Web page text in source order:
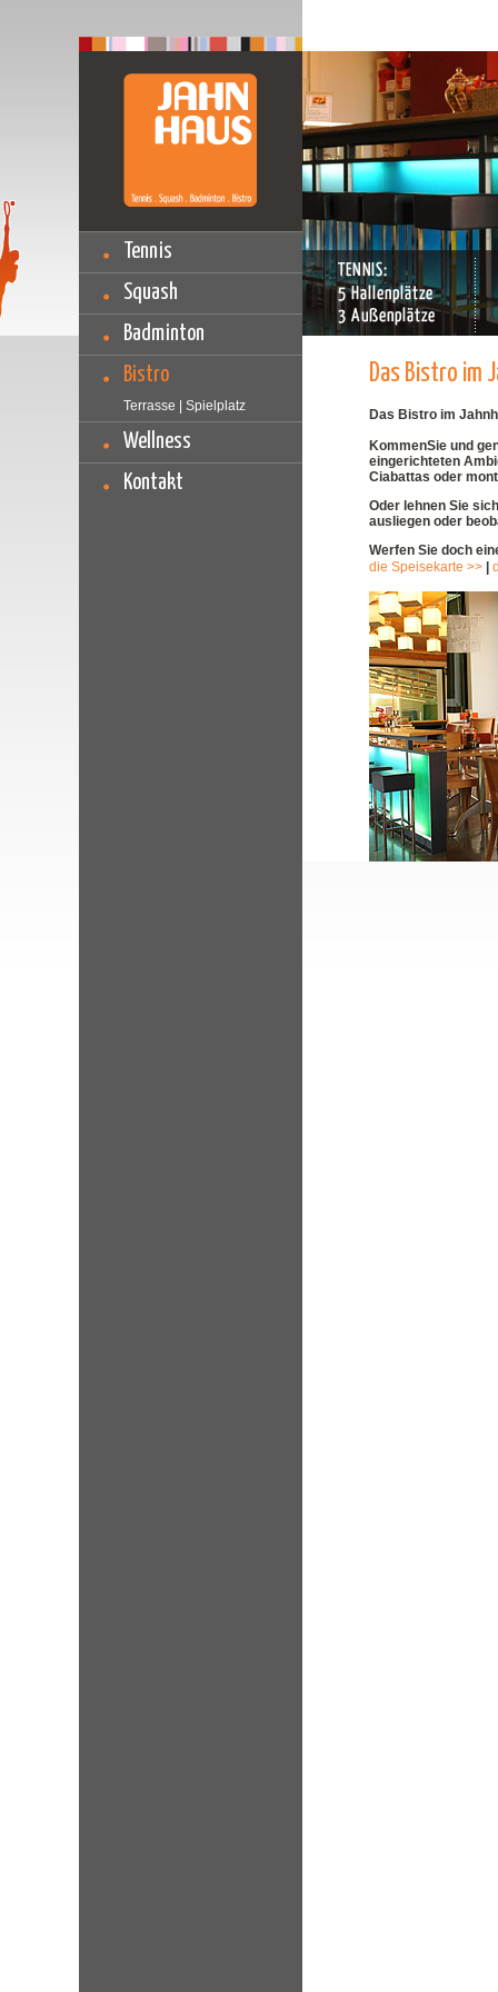
Tennis
Squash
Badminton
Bistro
Terrasse | Spielplatz
Wellness
Kontakt
Das Bistro im
Das Bistro im
KommenSie und
eingerichteten
Ciabattas oder
Oder lehnen Sie
ausliegen oder
Werfen Sie doch
die Speisekarte >>|